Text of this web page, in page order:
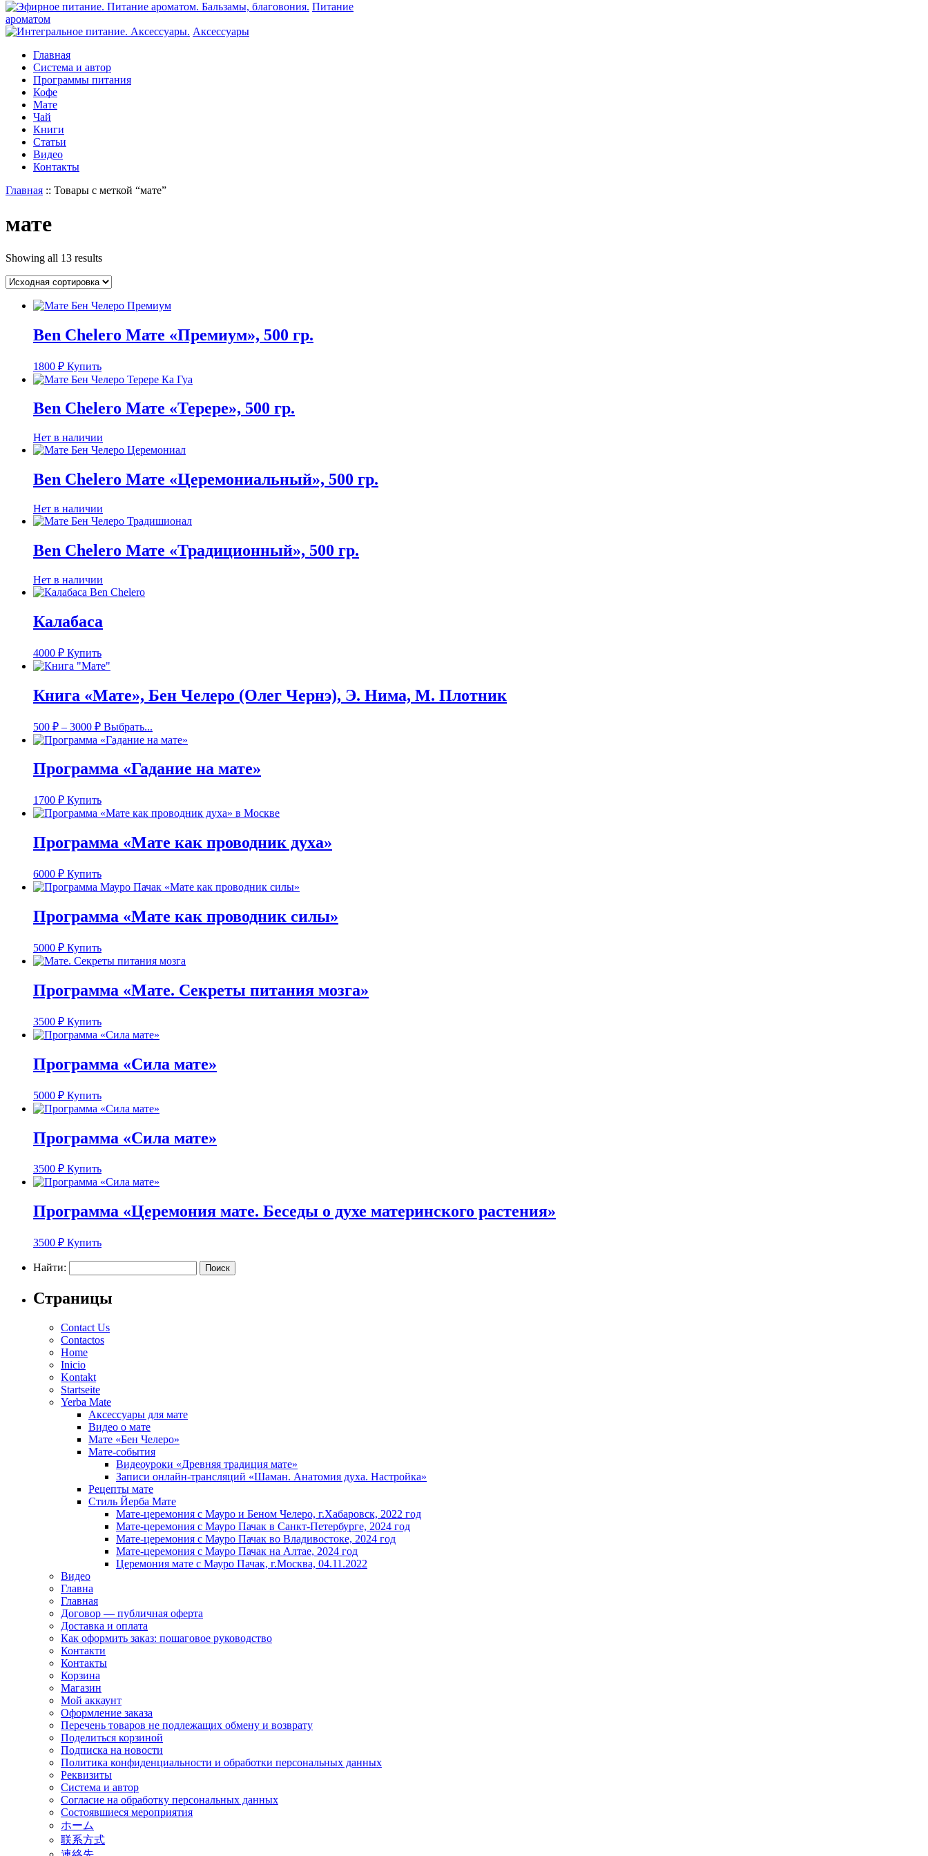
Питание
ароматом
Аксессуары
Главная
Система и автор
Программы питания
Кофе
Мате
Чай
Книги
Статьи
Видео
Контакты
Главная :: Товары с меткой “мате”
мате
Showing all 13 results
Ben Chelero Мате «Премиум», 500 гр.
1800 ₽ Купить
Ben Chelero Мате «Терере», 500 гр.
Нет в наличии
Ben Chelero Мате «Церемониальный», 500 гр.
Нет в наличии
Ben Chelero Мате «Традиционный», 500 гр.
Нет в наличии
Калабаса
4000 ₽ Купить
Книга «Мате», Бен Челеро (Олег Чернэ), Э. Нима, М. Плотник
500 ₽ – 3000 ₽ Выбрать...
Программа «Гадание на мате»
1700 ₽ Купить
Программа «Мате как проводник духа»
6000 ₽ Купить
Программа «Мате как проводник силы»
5000 ₽ Купить
Программа «Мате. Секреты питания мозга»
3500 ₽ Купить
Программа «Сила мате»
5000 ₽ Купить
Программа «Сила мате»
3500 ₽ Купить
Программа «Церемония мате. Беседы о духе материнского растения»
3500 ₽ Купить
Найти:
Страницы
Contact Us
Contactos
Home
Inicio
Kontakt
Startseite
Yerba Mate
Аксессуары для мате
Видео о мате
Мате «Бен Челеро»
Мате-события
Видеоуроки «Древняя традиция мате»
Записи онлайн-трансляций «Шаман. Анатомия духа. Настройка»
Рецепты мате
Стиль Йерба Мате
Мате-церемония с Мауро и Беном Челеро, г.Хабаровск, 2022 год
Мате-церемония с Мауро Пачак в Санкт-Петербурге, 2024 год
Мате-церемония с Мауро Пачак во Владивостоке, 2024 год
Мате-церемония с Мауро Пачак на Алтае, 2024 год
Церемония мате с Мауро Пачак, г.Москва, 04.11.2022
Видео
Главна
Главная
Договор — публичная оферта
Доставка и оплата
Как оформить заказ: пошаговое руководство
Контакти
Контакты
Корзина
Магазин
Мой аккаунт
Оформление заказа
Перечень товаров не подлежащих обмену и возврату
Поделиться корзиной
Подписка на новости
Политика конфиденциальности и обработки персональных данных
Реквизиты
Система и автор
Согласие на обработку персональных данных
Состоявшиеся мероприятия
ホーム
联系方式